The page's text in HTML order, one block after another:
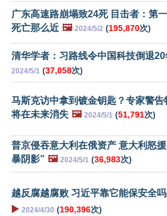
广东高速路崩塌致24死 目击者：第
死亡那么近 🖼️ 2024/5/2 (195,870次)
清华学者：习路线令中国科技倒退20
2024/5/1 (37,058次)
马斯克访中拿到镀金钥匙？专家警告
将在未来消失 🖼️ 2024/5/1 (51,791次)
普京侵吞意大利在俄资产 意大利怒
暴阴影” 🖼️ 2024/5/1 (36,983次)
越反腐越腐败 习近平靠它能保安全吗
▶️ 2024/4/30 (190,396次)